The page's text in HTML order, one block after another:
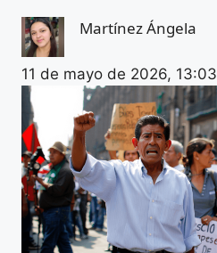
Martínez Ángela
11 de mayo de 2026, 13:03